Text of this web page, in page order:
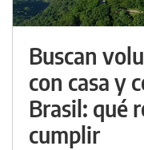
Buscan
con casa y
Brasil: qué
cumplir